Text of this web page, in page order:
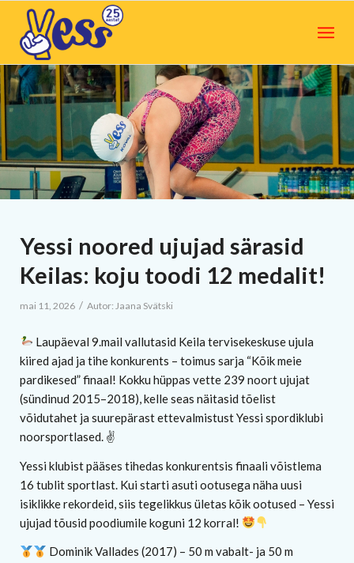
Yessi noored ujujad särasid
Keilas: koju toodi 12 medalit!
mai 11, 2026 / Autor: Jaana Svätski
Laupäeval 9.mail vallutasid Keila tervisekeskuse ujula
kiired ajad ja tihe konkurents – toimus sarja “Kõik meie
pardikesed” finaal! Kokku hüppas vette 239 noort ujujat
(sündinud 2015–2018), kelle seas näitasid tõelist
võidutahet ja suurepärast ettevalmistust Yessi spordiklubi
noorsportlased. ✌
Yessi klubist pääses tihedas konkurentsis finaali võistlema
16 tublit sportlast. Kui starti asuti ootusega näha uusi
isiklikke rekordeid, siis tegelikkus ületas kõik ootused – Yessi
ujujad tõusid poodiumile koguni 12 korral!
Dominik Vallades (2017) – 50 m vabalt- ja 50 m